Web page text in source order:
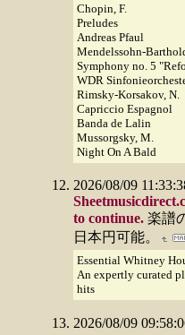
Chopin, F.
Preludes
Andreas Pfaul
Mendelssohn-
Symphony no. 5
WDR
Rimsky-Korsakov, N.
Capriccio Espagnol
Banda de Lalin
Mussorgsky, M.
Night On A Bald
2026/08/09
to continue. 楽譜
日本円可能。
Essential Whitney
An expertly curated
hits
2026/08/09